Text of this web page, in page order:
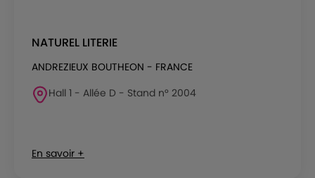
NATUREL LITERIE
ANDREZIEUX BOUTHEON - FRANCE
Hall 1 - Allée D - Stand n° 2004
En savoir +